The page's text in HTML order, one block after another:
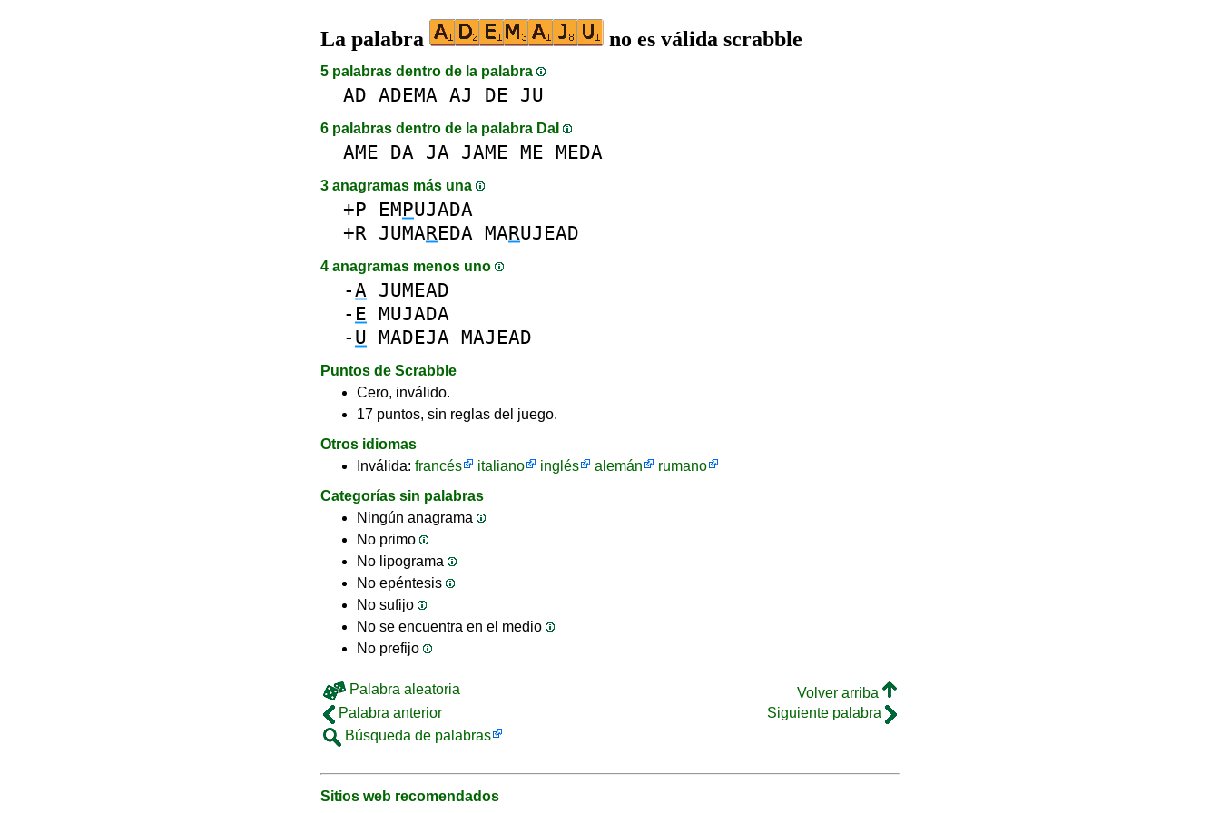
La palabra no es válida scrabble
5 palabras dentro de la palabra
AD ADEMA AJ DE JU
6 palabras dentro de la palabra DaI
AME DA JA JAME ME MEDA
3 anagramas más una
+P EMPUJADA
+R JUMAREDA MARUJEAD
4 anagramas menos uno
-A JUMEAD
- E MUJADA
- U MADEJA MAJEAD
Puntos de Scrabble
Cero, inválido.
17 puntos, sin reglas del juego.
Otros idiomas
Inválida: francés italiano inglés alemán
rumano
Categorías sin palabras
Ningún anagrama
No primo
No lipograma
No epéntesis
No sufijo
No se encuentra en el medio
No prefijo
Palabra aleatoria
Volver arriba
Palabra anterior
Siguiente palabra
Búsqueda de palabras
Sitios web recomendados